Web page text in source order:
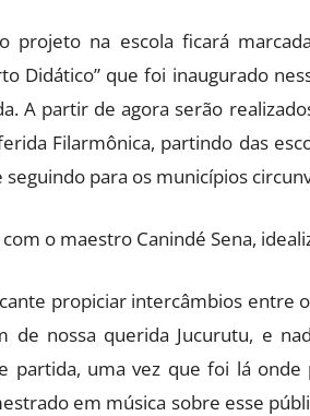
projeto na escola ficará
Didático” que foi inaugurado
A partir de agora serão
Filarmônica, partindo das
seguindo para os municípios
o maestro Canindé Sena,
propiciar intercâmbios entre
de nossa querida Jucurutu, e
partida, uma vez que foi lá
em música sobre esse